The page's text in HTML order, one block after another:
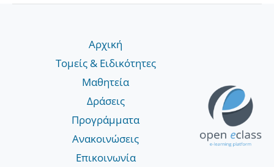
Αρχική
Τομείς & Ειδικότητες
Μαθητεία
Δράσεις
Προγράμματα
Ανακοινώσεις
Επικοινωνία